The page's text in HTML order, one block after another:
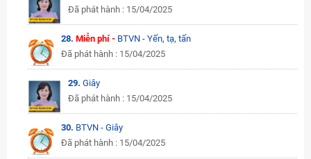
Đã phát hành : 15/04/2025
28.Miễn phí - BTVN - Yến, tạ, tấn
Đã phát hành : 15/04/2025
29. Giây
Đã phát hành : 15/04/2025
30. BTVN - Giây
Đã phát hành : 15/04/2025